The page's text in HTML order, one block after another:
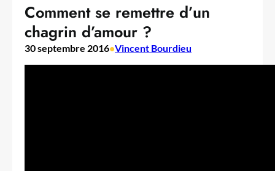
Comment se remettre d’un
chagrin d’amour ?
30 septembre 2016•Vincent Bourdieu